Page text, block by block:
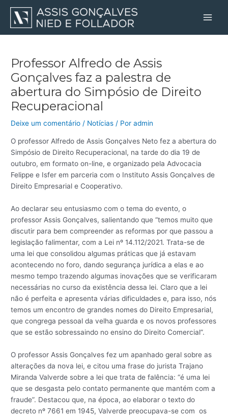
Professor Alfredo de Assis
Gonçalves faz a palestra de
abertura do Simpósio de Direito
Recuperacional
Deixe um comentário / Notícias / Poradmin
O professor Alfredo de Assis Gonçalves Neto fez a abertura do
Simpósio de Direito Recuperacional, na tarde do dia 19 de
outubro, em formato on-line, e organizado pela Advocacia
Felippe e Isfer em parceria com o Instituto Assis Gonçalves de
Direito Empresarial e Cooperativo.
Ao declarar seu entusiasmo com o tema do evento, o
professor Assis Gonçalves, salientando que “temos muito que
discutir para bem compreender as reformas por que passou a
legislação falimentar, com a Lei nº 14.112/2021. Trata-se de
uma lei que consolidou algumas práticas que já estavam
acontecendo no foro, dando segurança jurídica a elas e ao
mesmo tempo trazendo algumas inovações que se verificaram
necessárias no curso da existência dessa lei. Claro que a lei
não é perfeita e apresenta várias dificuldades e, para isso, nós
temos um encontro de grandes nomes do Direito Empresarial,
que congrega pessoal da velha guarda e os novos professores
que se estão sobressaindo no ensino do Direito Comercial”.
O professor Assis Gonçalves fez um apanhado geral sobre as
alterações da nova lei, e citou uma frase do jurista Trajano
Miranda Valverde sobre a lei que trata de falência: “é uma lei
que se desgasta pelo contato permanente que mantém com a
fraude”. Destacou que, na época, ao elaborar o texto do
decreto nº 7661 em 1945, Valverde preocupava-se com os
navigation